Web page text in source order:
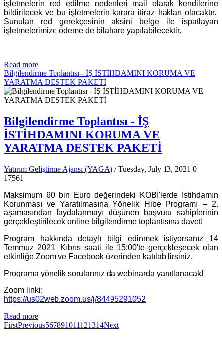
işletmelerin red edilme nedenleri mail olarak kendilerine
bildirilecek ve bu işletmelerin karara itiraz hakları olacaktır.
Sunulan red gerekçesinin aksini belge ile ispatlayan
işletmelerimize ödeme de bilahare yapılabilecektir.
Read more
Bilgilendirme Toplantısı - İŞ İSTİHDAMINI KORUMA VE
YARATMA DESTEK PAKETİ
Bilgilendirme Toplantısı - İŞ
İSTİHDAMINI KORUMA VE
YARATMA DESTEK PAKETİ
Yatırım Geliştirme Ajansı (YAGA) / Tuesday, July 13, 2021 0
17561
Maksimum 60 bin Euro değerindeki KOBİ'lerde İstihdamın
Korunması ve Yaratılmasına Yönelik Hibe Programı – 2.
aşamasından faydalanmayı düşünen başvuru sahiplerinin
gerçekleştirilecek online bilgilendirme toplantısına davet!
Program hakkında detaylı bilgi edinmek istiyorsanız 14
Temmuz 2021, Kıbrıs saati ile 15:00'te gerçekleşecek olan
etkinliğe Zoom ve Facebook üzerinden katılabilirsiniz.
Programa yönelik sorularınız da webinarda yanıtlanacak!
Zoom linki:
https://us02web.zoom.us/j/84495291052
Read more
FirstPrevious567891011121314Next